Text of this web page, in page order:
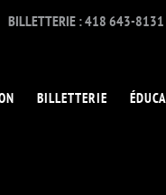
BILLETTERIE : 418 643-8131
BILLETTERIE